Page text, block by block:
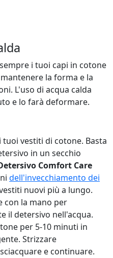
i tuoi capi in cotone
la forma e la
L'uso di acqua calda
e lo farà deformare.
tuoi vestiti di cotone. Basta
in un secchio
Comfort Care
dell'invecchiamento dei
nuovi più a lungo.
con la mano per
il detersivo nell'acqua.
per 5-10 minuti in
Strizzare
e continuare.